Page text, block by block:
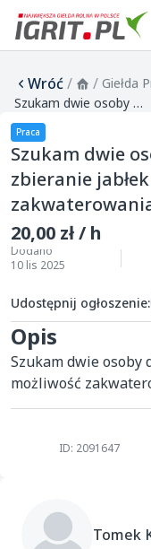
Wróć/ / Giełda
Szukam dwie osoby do pracy w sadzie zbieranie jabłek możliwość zakwaterowania
Praca
Szukam dwie
zbieranie
20,00 zł / h
Dodano
10 lis 2025
Udostępnij ogłoszenie:
Opis
Szukam dwie osoby
możliwość
ID: 2091647
Tomek